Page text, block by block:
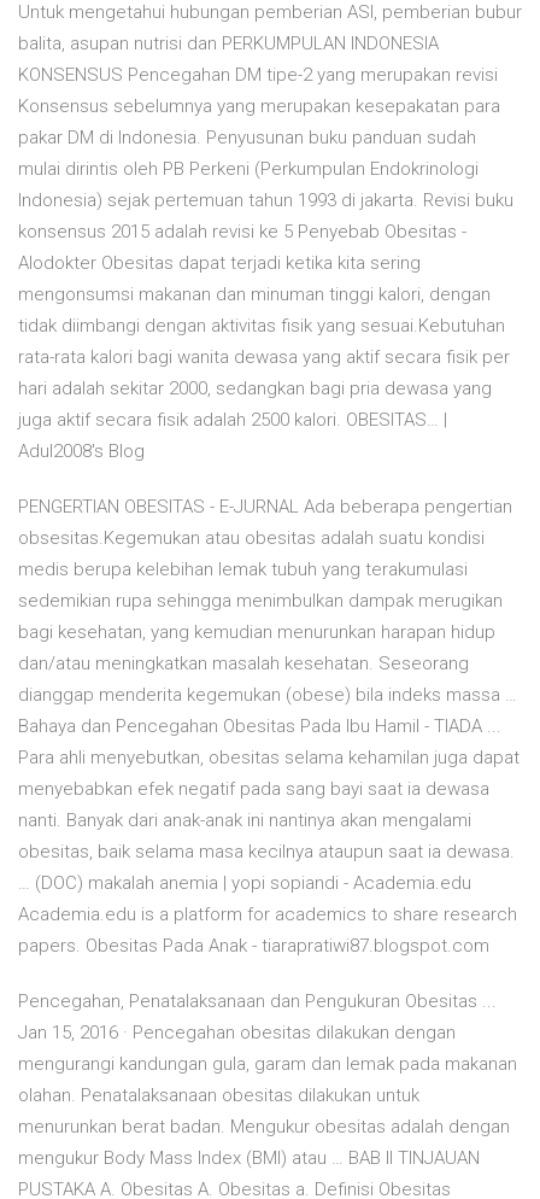
Untuk mengetahui hubungan pemberian ASI, pemberian bubur
balita, asupan nutrisi dan PERKUMPULAN INDONESIA
KONSENSUS Pencegahan DM tipe-2 yang merupakan revisi
Konsensus sebelumnya yang merupakan kesepakatan para
pakar DM di Indonesia. Penyusunan buku panduan sudah
mulai dirintis oleh PB Perkeni (Perkumpulan Endokrinologi
Indonesia) sejak pertemuan tahun 1993 di jakarta. Revisi buku
konsensus 2015 adalah revisi ke 5 Penyebab Obesitas -
Alodokter Obesitas dapat terjadi ketika kita sering
mengonsumsi makanan dan minuman tinggi kalori, dengan
tidak diimbangi dengan aktivitas fisik yang sesuai.Kebutuhan
rata-rata kalori bagi wanita dewasa yang aktif secara fisik per
hari adalah sekitar 2000, sedangkan bagi pria dewasa yang
juga aktif secara fisik adalah 2500 kalori. OBESITAS… |
Adul2008's Blog
PENGERTIAN OBESITAS - E-JURNAL Ada beberapa pengertian
obsesitas.Kegemukan atau obesitas adalah suatu kondisi
medis berupa kelebihan lemak tubuh yang terakumulasi
sedemikian rupa sehingga menimbulkan dampak merugikan
bagi kesehatan, yang kemudian menurunkan harapan hidup
dan/atau meningkatkan masalah kesehatan. Seseorang
dianggap menderita kegemukan (obese) bila indeks massa …
Bahaya dan Pencegahan Obesitas Pada Ibu Hamil - TIADA ...
Para ahli menyebutkan, obesitas selama kehamilan juga dapat
menyebabkan efek negatif pada sang bayi saat ia dewasa
nanti. Banyak dari anak-anak ini nantinya akan mengalami
obesitas, baik selama masa kecilnya ataupun saat ia dewasa.
… (DOC) makalah anemia | yopi sopiandi - Academia.edu
Academia.edu is a platform for academics to share research
papers. Obesitas Pada Anak - tiarapratiwi87.blogspot.com
Pencegahan, Penatalaksanaan dan Pengukuran Obesitas ...
Jan 15, 2016 · Pencegahan obesitas dilakukan dengan
mengurangi kandungan gula, garam dan lemak pada makanan
olahan. Penatalaksanaan obesitas dilakukan untuk
menurunkan berat badan. Mengukur obesitas adalah dengan
mengukur Body Mass Index (BMI) atau … BAB II TINJAUAN
PUSTAKA A. Obesitas A. Obesitas a. Definisi Obesitas